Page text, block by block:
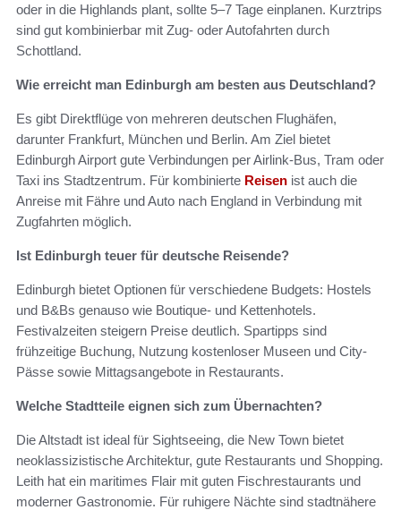
oder in die Highlands plant, sollte 5–7 Tage einplanen. Kurztrips
sind gut kombinierbar mit Zug- oder Autofahrten durch
Schottland.
Wie erreicht man Edinburgh am besten aus Deutschland?
Es gibt Direktflüge von mehreren deutschen Flughäfen,
darunter Frankfurt, München und Berlin. Am Ziel bietet
Edinburgh Airport gute Verbindungen per Airlink-Bus, Tram oder
Taxi ins Stadtzentrum. Für kombinierte Reisen ist auch die
Anreise mit Fähre und Auto nach England in Verbindung mit
Zugfahrten möglich.
Ist Edinburgh teuer für deutsche Reisende?
Edinburgh bietet Optionen für verschiedene Budgets: Hostels
und B&Bs genauso wie Boutique- und Kettenhotels.
Festivalzeiten steigern Preise deutlich. Spartipps sind
frühzeitige Buchung, Nutzung kostenloser Museen und City-
Pässe sowie Mittagsangebote in Restaurants.
Welche Stadtteile eignen sich zum Übernachten?
Die Altstadt ist ideal für Sightseeing, die New Town bietet
neoklassizistische Architektur, gute Restaurants und Shopping.
Leith hat ein maritimes Flair mit guten Fischrestaurants und
moderner Gastronomie. Für ruhigere Nächte sind stadtnähere